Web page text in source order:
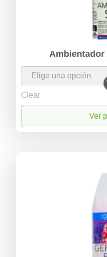
Ambientador
Clear
Ver